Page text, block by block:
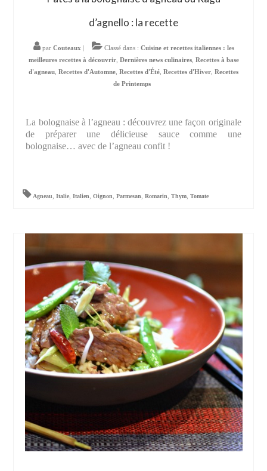
d’agnello : la recette
par Couteaux Classé dans : Cuisine et recettes italiennes : les
meilleures recettes à découvrir, Dernières news culinaires, Recettes à base
d'agneau Recettes d'Automne Recettes d'Été Recettes d'Hiver Recettes
de Printemps
La bolognaise à l’agneau : découvrez une façon originale
de préparer une délicieuse sauce comme une
bolognaise… avec de l’agneau confit !
Agneau,Italie,Italien,Oignon,Parmesan,Romarin,Thym,Tomate